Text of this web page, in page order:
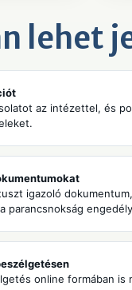
lehet
az intézettel, és
igazoló
parancsnokság
online formában is